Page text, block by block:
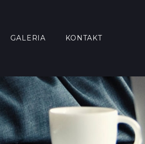
GALERIA KONTAKT